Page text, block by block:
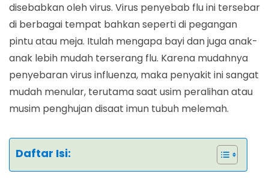
disebabkan oleh virus. Virus penyebab flu ini tersebar
di berbagai tempat bahkan seperti di pegangan
pintu atau meja. Itulah mengapa bayi dan juga anak-
anak lebih mudah terserang flu. Karena mudahnya
penyebaran virus influenza, maka penyakit ini sangat
mudah menular, terutama saat usim peralihan atau
musim penghujan disaat imun tubuh melemah.
Daftar Isi: